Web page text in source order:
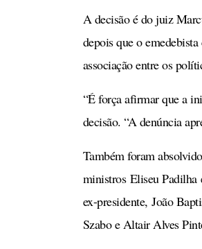
A decisão é do juiz
depois que o
associação entre os
“É força afirmar que a
decisão. “A denúncia
Também foram
ministros Eliseu
ex-presidente, João
Szabo e Altair Alves